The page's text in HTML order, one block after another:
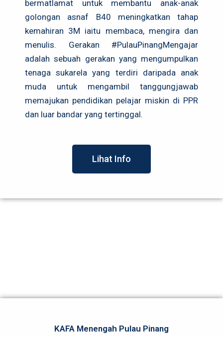
bermatlamat untuk membantu anak-anak
golongan asnaf B40 meningkatkan tahap
kemahiran 3M iaitu membaca, mengira dan
menulis. Gerakan #PulauPinangMengajar
adalah sebuah gerakan yang mengumpulkan
tenaga sukarela yang terdiri daripada anak
muda untuk mengambil tanggungjawab
memajukan pendidikan pelajar miskin di PPR
dan luar bandar yang tertinggal.
Lihat Info
KAFA Menengah Pulau Pinang